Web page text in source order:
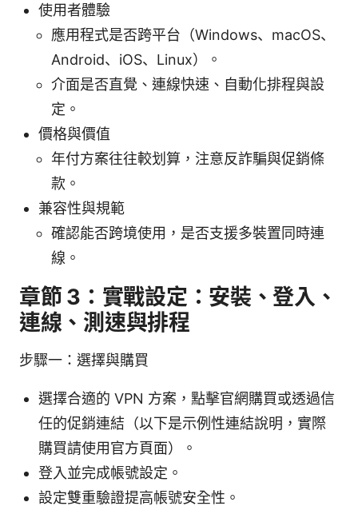
使用者體驗
應用程式是否跨平台（Windows、macOS、
Android、iOS、Linux）。
介面是否直覺、連線快速、自動化排程與設
定。
價格與價值
年付方案往往較划算，注意反詐騙與促銷條
款。
兼容性與規範
確認能否跨境使用，是否支援多裝置同時連
線。
章節 3：實戰設定：安裝、登入、
連線、測速與排程
步驟一：選擇與購買
選擇合適的 VPN 方案，點擊官網購買或透過信
任的促銷連結（以下是示例性連結說明，實際
購買請使用官方頁面）。
登入並完成帳號設定。
設定雙重驗證提高帳號安全性。